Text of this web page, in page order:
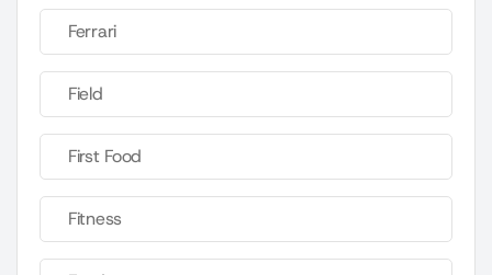
Ferrari
Field
First Food
Fitness